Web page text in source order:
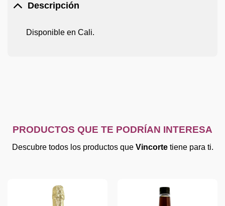
Descripción
Disponible en Cali.
PRODUCTOS QUE TE PODRÍAN INTERESA
Descubre todos los productos que Vincortetiene para ti.